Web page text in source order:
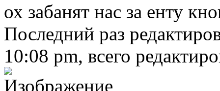
ох забанят нас за енту
Последний раз
10:08 pm, всего